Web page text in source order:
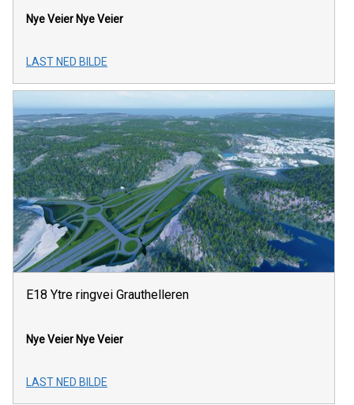
Nye Veier Nye Veier
LAST NED BILDE
E18 Ytre ringvei Grauthelleren
Nye Veier Nye Veier
LAST NED BILDE